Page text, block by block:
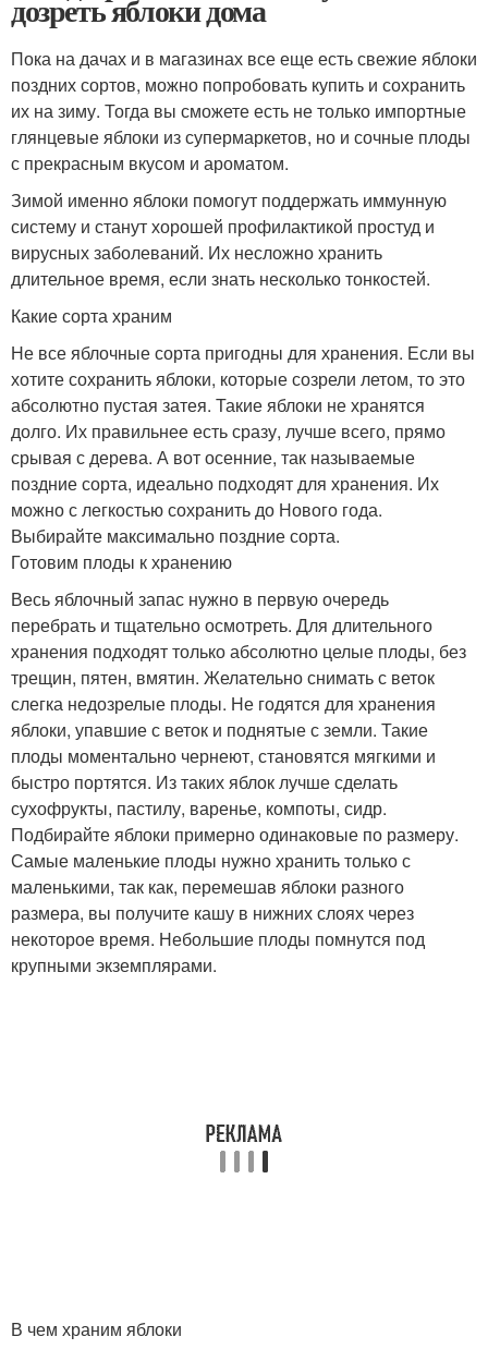
дозреть яблоки дома
Пока на дачах и в магазинах все еще есть свежие яблоки
поздних сортов, можно попробовать купить и сохранить
их на зиму. Тогда вы сможете есть не только импортные
глянцевые яблоки из супермаркетов, но и сочные плоды
с прекрасным вкусом и ароматом.
Зимой именно яблоки помогут поддержать иммунную
систему и станут хорошей профилактикой простуд и
вирусных заболеваний. Их несложно хранить
длительное время, если знать несколько тонкостей.
Какие сорта храним
Не все яблочные сорта пригодны для хранения. Если вы
хотите сохранить яблоки, которые созрели летом, то это
абсолютно пустая затея. Такие яблоки не хранятся
долго. Их правильнее есть сразу, лучше всего, прямо
срывая с дерева. А вот осенние, так называемые
поздние сорта, идеально подходят для хранения. Их
можно с легкостью сохранить до Нового года.
Выбирайте максимально поздние сорта.
Готовим плоды к хранению
Весь яблочный запас нужно в первую очередь
перебрать и тщательно осмотреть. Для длительного
хранения подходят только абсолютно целые плоды, без
трещин, пятен, вмятин. Желательно снимать с веток
слегка недозрелые плоды. Не годятся для хранения
яблоки, упавшие с веток и поднятые с земли. Такие
плоды моментально чернеют, становятся мягкими и
быстро портятся. Из таких яблок лучше сделать
сухофрукты, пастилу, варенье, компоты, сидр.
Подбирайте яблоки примерно одинаковые по размеру.
Самые маленькие плоды нужно хранить только с
маленькими, так как, перемешав яблоки разного
размера, вы получите кашу в нижних слоях через
некоторое время. Небольшие плоды помнутся под
крупными экземплярами.
В чем храним яблоки